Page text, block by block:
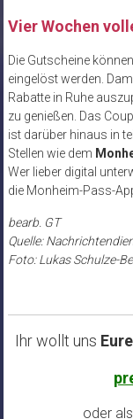
Vier Wochen
Die Gutscheine
eingelöst werden.
Rabatte in Ruhe
zu genießen. Das
ist darüber hinaus in
Stellen wie dem
Wer lieber digital
die Monheim-Pass-
bearb. GT
Quelle:
Foto: Lukas Schulze-
Ihr wollt uns
oder als